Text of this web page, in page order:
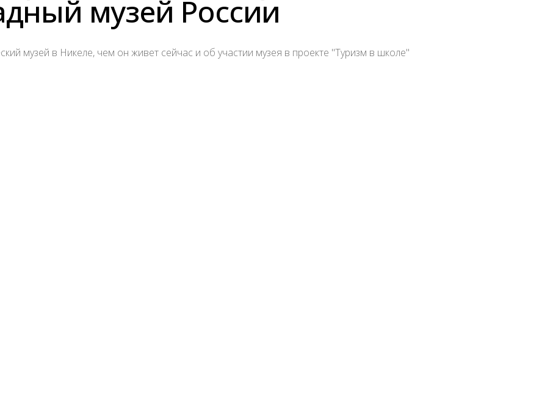
музей России
музей в Никеле, чем он живет сейчас и об участии музея в проекте "Туризм в школе"